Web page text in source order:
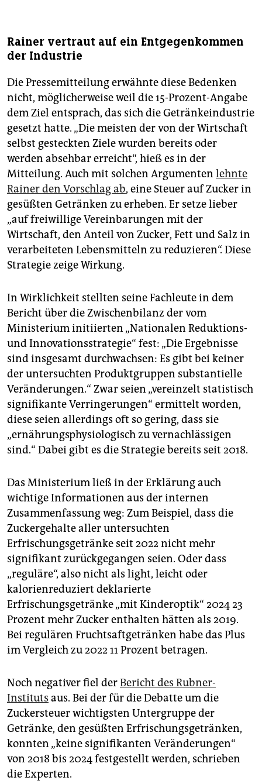
Rainer vertraut auf ein Entgegenkommen
der Industrie
Die Pressemitteilung erwähnte diese Bedenken
nicht, möglicherweise weil die 15-Prozent-Angabe
dem Ziel entsprach, das sich die Getränkeindustrie
gesetzt hatte. „Die meisten der von der Wirtschaft
selbst gesteckten Ziele wurden bereits oder
werden absehbar erreicht“, hieß es in der
Mitteilung. Auch mit solchen Argumenten lehnte
Rainer den Vorschlag ab, eine Steuer auf Zucker in
gesüßten Getränken zu erheben. Er setze lieber
„auf freiwillige Vereinbarungen mit der
Wirtschaft, den Anteil von Zucker, Fett und Salz in
verarbeiteten Lebensmitteln zu reduzieren“. Diese
Strategie zeige Wirkung.
In Wirklichkeit stellten seine Fachleute in dem
Bericht über die Zwischenbilanz der vom
Ministerium initiierten „Nationalen Reduktions-
und Innovationsstrategie“ fest: „Die Ergebnisse
sind insgesamt durchwachsen: Es gibt bei keiner
der untersuchten Produktgruppen substantielle
Veränderungen.“ Zwar seien „vereinzelt statistisch
signifikante Verringerungen“ ermittelt worden,
diese seien allerdings oft so gering, dass sie
„ernährungsphysiologisch zu vernachlässigen
sind.“ Dabei gibt es die Strategie bereits seit 2018.
Das Ministerium ließ in der Erklärung auch
wichtige Informationen aus der internen
Zusammenfassung weg: Zum Beispiel, dass die
Zuckergehalte aller untersuchten
Erfrischungsgetränke seit 2022 nicht mehr
signifikant zurückgegangen seien. Oder dass
„reguläre“, also nicht als light, leicht oder
kalorienreduziert deklarierte
Erfrischungsgetränke „mit Kinderoptik“ 2024 23
Prozent mehr Zucker enthalten hätten als 2019.
Bei regulären Fruchtsaftgetränken habe das Plus
im Vergleich zu 2022 11 Prozent betragen.
Noch negativer fiel derBericht des Rubner-
Instituts aus. Bei der für die Debatte um die
Zuckersteuer wichtigsten Untergruppe der
Getränke, den gesüßten Erfrischungsgetränken,
konnten „keine signifikanten Veränderungen“
von 2018 bis 2024 festgestellt werden, schrieben
die Experten.